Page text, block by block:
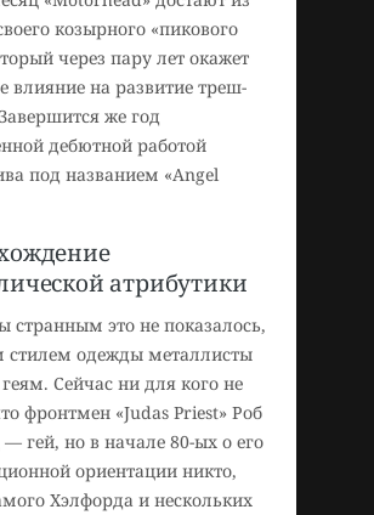
козырного «пикового
через пару лет окажет
влияние на развитие треш-
же год
дебютной работой
под названием «Angel
атрибутики
странным это не показалось,
стилем одежды металлисты
Сейчас ни для кого не
фронтмен «Judas Priest» Роб
гей, но в начале 80-ых о его
ориентации никто,
Хэлфорда и нескольких